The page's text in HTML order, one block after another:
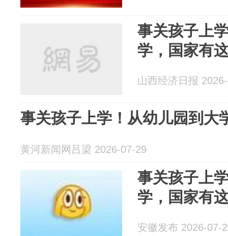
事关孩子上
学，国家有
山西经济日报
事关孩子上学！从幼儿园到大
黄河新闻网吕梁 2026-07-29
事关孩子上
学，国家有
安徽发布 2026-07-